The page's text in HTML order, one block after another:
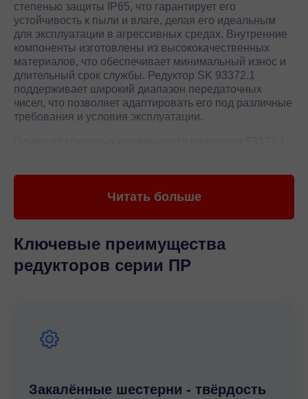
степенью защиты IP65, что гарантирует его
устойчивость к пыли и влаге, делая его идеальным
для эксплуатации в агрессивных средах. Внутренние
компоненты изготовлены из высококачественных
материалов, что обеспечивает минимальный износ и
длительный срок службы. Редуктор SK 93372.1
поддерживает широкий диапазон передаточных
чисел, что позволяет адаптировать его под различные
требования и условия эксплуатации.
окружающую среду. Редуктор оснащен современной
трения. Это позволяет значительно продлить срок
службы агрегата и уменьшить затраты на техническое
обслуживание. Редуктор SK 93372.1 от Nord — это
надежности, этот редуктор станет незаменимым
элементом в вашей производственной цепочке.
Читать больше
Ключевые преимущества
редукторов серии ПР
Закалённые шестерни - твёрдость